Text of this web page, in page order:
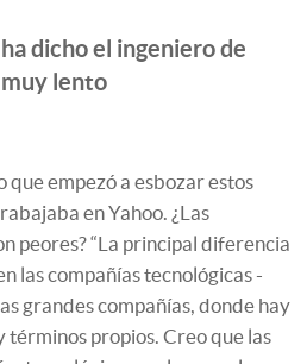
dicho el ingeniero de
lento
que empezó a esbozar estos
en Yahoo. ¿Las
peores? “La principal diferencia
las compañías tecnológicas -
grandes compañías, donde hay
términos propios. Creo que las